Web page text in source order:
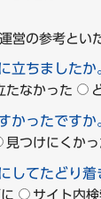
営の参考とい
立ちましたか
たなかった
かったですか
見つけにくかっ
してたどり着
サイト内